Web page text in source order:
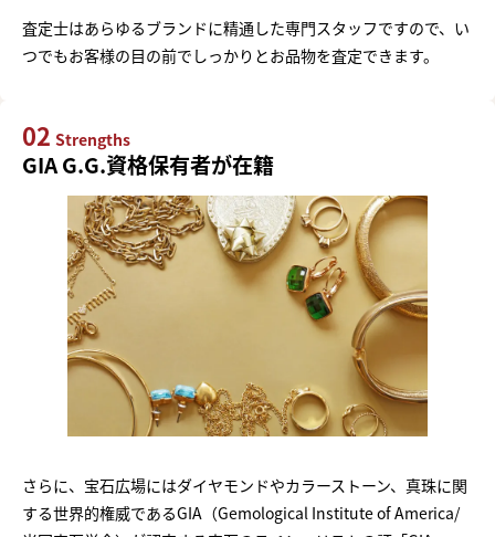
査定士はあらゆるブランドに精通した専門スタッフですので、い
つでもお客様の目の前でしっかりとお品物を査定できます。
02 Strengths
GIA G.G.資格保有者が在籍
さらに、宝石広場にはダイヤモンドやカラーストーン、真珠に関
する世界的権威であるGIA（Gemological Institute of America/